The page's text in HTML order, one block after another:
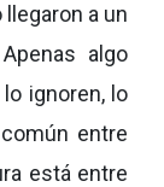
a un
algo
ignoren, lo
entre
está entre